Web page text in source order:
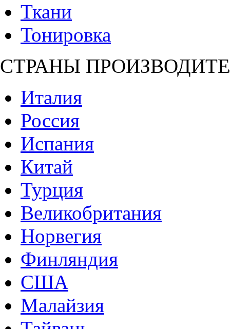
Ткани
Тонировка
СТРАНЫ
Италия
Россия
Испания
Китай
Турция
Великобритания
Норвегия
Финляндия
США
Малайзия